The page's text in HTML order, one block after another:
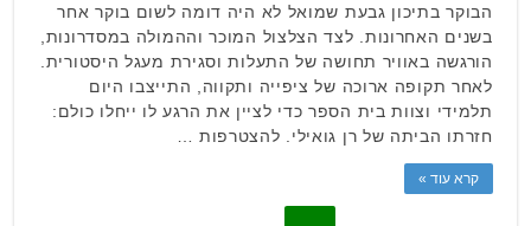
הבוקר בתיכון גבעת שמואל לא היה דומה לשום בוקר אחר
בשנים האחרונות. לצד הצלצול המוכר וההמולה במסדרונות,
הורגשה באוויר תחושה של התעלות וסגירת מעגל היסטורית.
לאחר תקופה ארוכה של ציפייה ותקווה, התייצבו היום
תלמידי וצוות בית הספר כדי לציין את הרגע לו ייחלו כולם:
חזרתו הביתה של רן גואילי. להצטרפות …
קרא עוד »